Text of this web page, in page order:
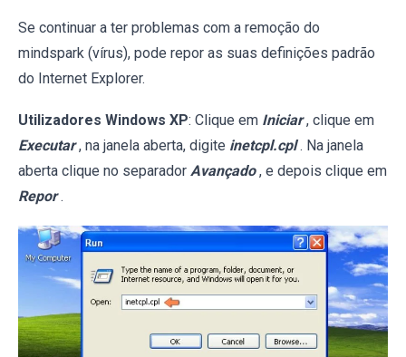
Se continuar a ter problemas com a remoção do
mindspark (vírus), pode repor as suas definições padrão
do Internet Explorer.
Utilizadores Windows XP: Clique em Iniciar , clique em
Executar , na janela aberta, digite inetcpl.cpl . Na janela
aberta clique no separador Avançado , e depois clique em
Repor .